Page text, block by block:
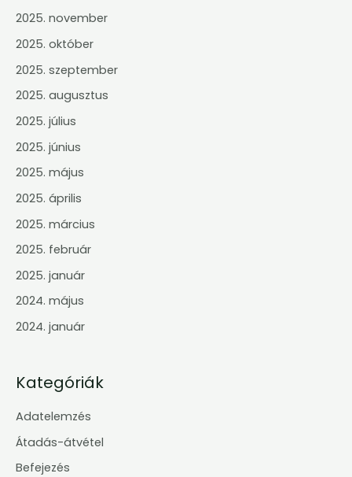
2025. november
2025. október
2025. szeptember
2025. augusztus
2025. július
2025. június
2025. május
2025. április
2025. március
2025. február
2025. január
2024. május
2024. január
Kategóriák
Adatelemzés
Átadás-átvétel
Befejezés